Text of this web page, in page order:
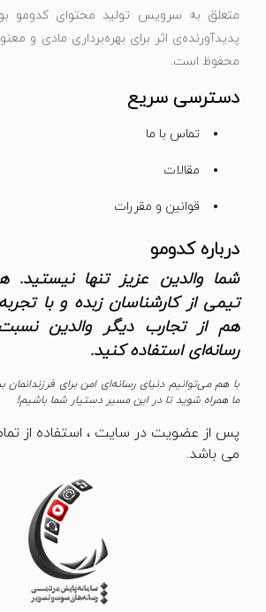
متعلق به سرویس تولید محتوای کدومو
پدیدآورنده‌ی اثر برای بهره‌برداری مادی و
محفوظ است.
دسترسی سریع
تماس با ما
مقالات
قوانین و مقررات
درباره کدومو
شما والدین عزیز تنها نیستید.
تیمی از کارشناسان زبده و با
هم از تجارب دیگر والدین
رسانه‌ای استفاده کنید.
با هم می‌توانیم دنیای رسانه‌ای امن برای
ما همراه شوید تا در این مسیر دستیار شما باشیم!
پس از عضویت در سایت ، استفاده از
می باشد.